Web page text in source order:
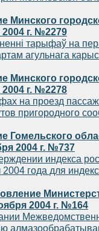
Минского
г. №2279
тарыфаў на
агульнага
Минского
г. №2278
на проезд
пригородного
Гомельского
2004 г. №737
индекса
2004 года для
2004 г. №164